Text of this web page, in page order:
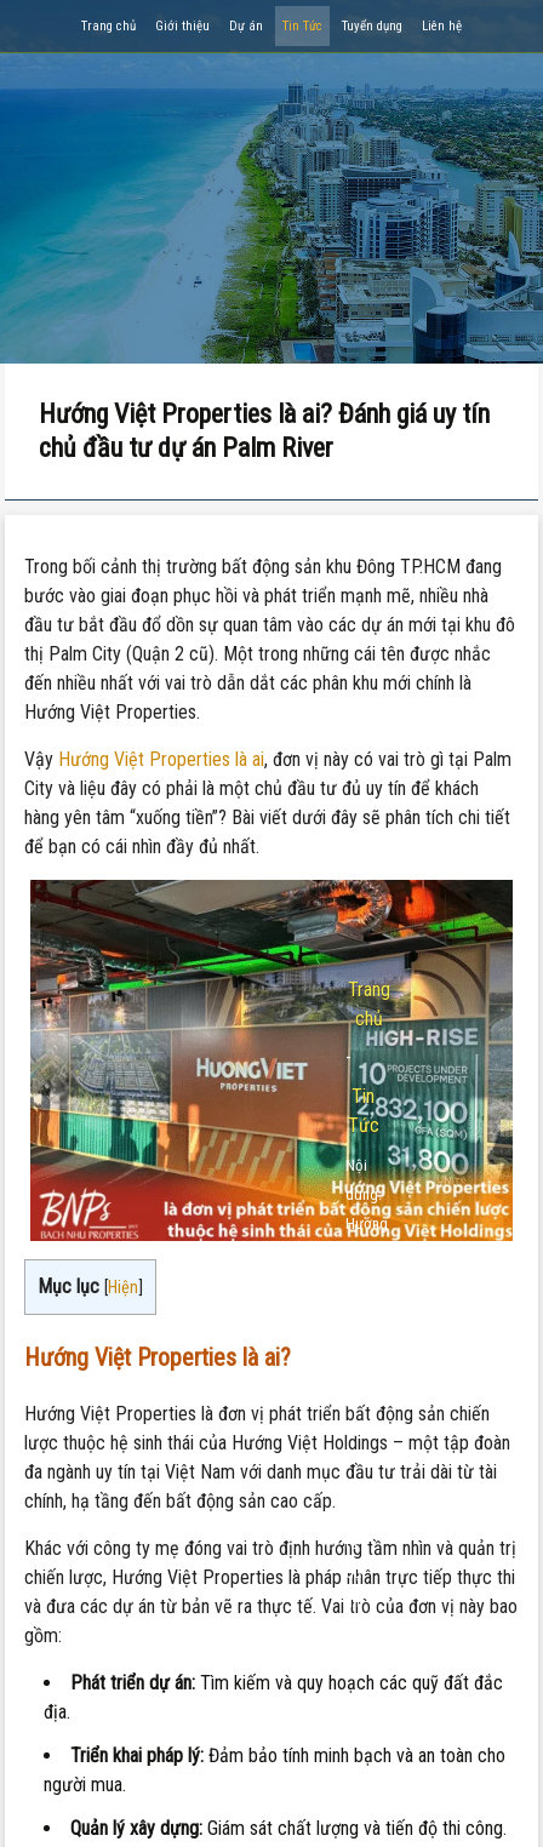
Trang chủ Giới thiệu Dự án Tin Tức Tuyển dụng Liên hệ
Trang
chủ
-
Tin
Tức
Nội
dung:
Hướng
chủ
tư
dự
án
Hướng Việt Properties là ai? Đánh giá uy tín
chủ đầu tư dự án Palm River
Trong bối cảnh thị trường bất động sản khu Đông TP.HCM đang
bước vào giai đoạn phục hồi và phát triển mạnh mẽ, nhiều nhà
đầu tư bắt đầu đổ dồn sự quan tâm vào các dự án mới tại khu đô
thị Palm City (Quận 2 cũ). Một trong những cái tên được nhắc
đến nhiều nhất với vai trò dẫn dắt các phân khu mới chính là
Hướng Việt Properties.
Vậy Hướng Việt Properties là ai, đơn vị này có vai trò gì tại Palm
City và liệu đây có phải là một chủ đầu tư đủ uy tín để khách
hàng yên tâm “xuống tiền”? Bài viết dưới đây sẽ phân tích chi tiết
để bạn có cái nhìn đầy đủ nhất.
Mục lục [Hiện]
Hướng Việt Properties là ai?
Hướng Việt Properties là đơn vị phát triển bất động sản chiến
lược thuộc hệ sinh thái của Hướng Việt Holdings – một tập đoàn
đa ngành uy tín tại Việt Nam với danh mục đầu tư trải dài từ tài
chính, hạ tầng đến bất động sản cao cấp.
Khác với công ty mẹ đóng vai trò định hướng tầm nhìn và quản trị
chiến lược, Hướng Việt Properties là pháp nhân trực tiếp thực thi
và đưa các dự án từ bản vẽ ra thực tế. Vai trò của đơn vị này bao
gồm:
Phát triển dự án: Tìm kiếm và quy hoạch các quỹ đất đắc
địa.
Triển khai pháp lý: Đảm bảo tính minh bạch và an toàn cho
người mua.
Quản lý xây dựng: Giám sát chất lượng và tiến độ thi công.